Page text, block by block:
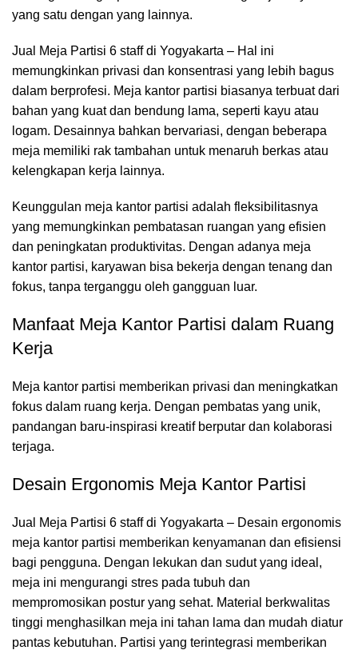
yang satu dengan yang lainnya.
Jual Meja Partisi 6 staff di Yogyakarta – Hal ini
memungkinkan privasi dan konsentrasi yang lebih bagus
dalam berprofesi. Meja kantor partisi biasanya terbuat dari
bahan yang kuat dan bendung lama, seperti kayu atau
logam. Desainnya bahkan bervariasi, dengan beberapa
meja memiliki rak tambahan untuk menaruh berkas atau
kelengkapan kerja lainnya.
Keunggulan meja kantor partisi adalah fleksibilitasnya
yang memungkinkan pembatasan ruangan yang efisien
dan peningkatan produktivitas. Dengan adanya meja
kantor partisi, karyawan bisa bekerja dengan tenang dan
fokus, tanpa terganggu oleh gangguan luar.
Manfaat Meja Kantor Partisi dalam Ruang
Kerja
Meja kantor partisi memberikan privasi dan meningkatkan
fokus dalam ruang kerja. Dengan pembatas yang unik,
pandangan baru-inspirasi kreatif berputar dan kolaborasi
terjaga.
Desain Ergonomis Meja Kantor Partisi
Jual Meja Partisi 6 staff di Yogyakarta – Desain ergonomis
meja kantor partisi memberikan kenyamanan dan efisiensi
bagi pengguna. Dengan lekukan dan sudut yang ideal,
meja ini mengurangi stres pada tubuh dan
mempromosikan postur yang sehat. Material berkwalitas
tinggi menghasilkan meja ini tahan lama dan mudah diatur
pantas kebutuhan. Partisi yang terintegrasi memberikan